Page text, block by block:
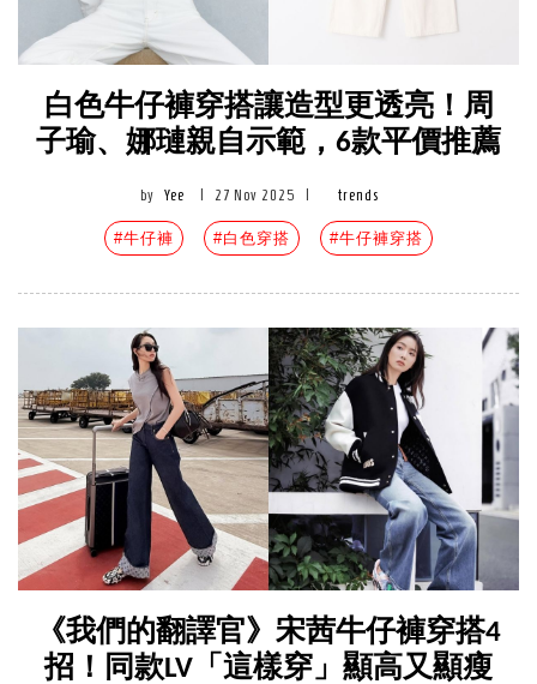
白色牛仔褲穿搭讓造型更透亮！周
子瑜、娜璉親自示範，6款平價推薦
by Yee 27 Nov 2025 trends
#牛仔褲 #白色穿搭 #牛仔褲穿搭
《我們的翻譯官》宋茜牛仔褲穿搭4
招！同款LV「這樣穿」顯高又顯瘦